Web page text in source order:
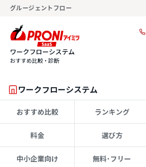
グルージェントフロー
ワークフローシステム
おすすめ比較・診断
ワークフローシステム
おすすめ比較 ランキング
料金 選び方
中小企業向け 無料･フリー